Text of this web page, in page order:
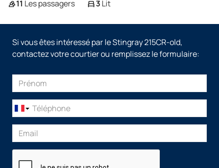
11 Les passagers 3Lit
Si vous êtes intéressé par le Stingray 215CR-old,
contactez votre courtier ou remplissez le formulaire: